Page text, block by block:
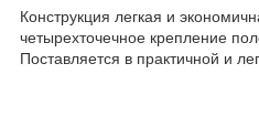
Конструкция легкая и
четырехточечное крепление
Поставляется в практичной и